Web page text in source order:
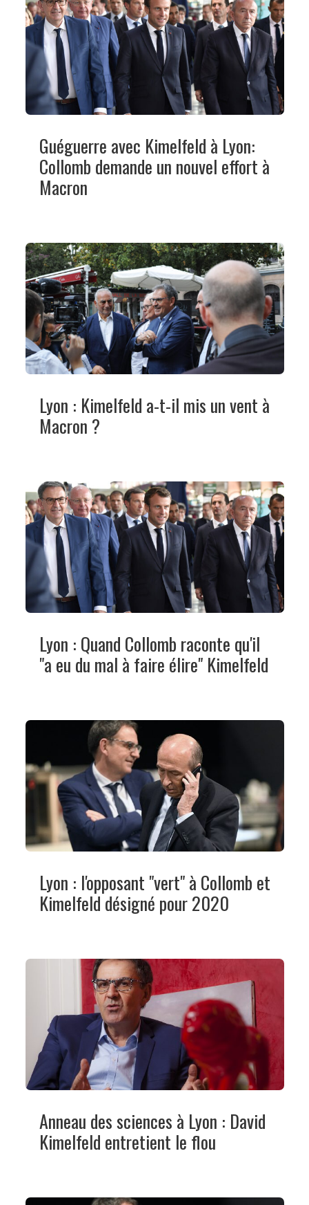
Guéguerre avec Kimelfeld à Lyon:
Collomb demande un nouvel effort à
Macron
Lyon : Kimelfeld a-t-il mis un vent à
Macron ?
Lyon : Quand Collomb raconte qu'il
"a eu du mal à faire élire" Kimelfeld
Lyon : l'opposant "vert" à Collomb et
Kimelfeld désigné pour 2020
Anneau des sciences à Lyon : David
Kimelfeld entretient le flou